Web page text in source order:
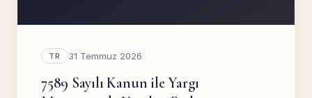
TR 31 Temmuz 2026
7589 Sayılı Kanun ile Yargı